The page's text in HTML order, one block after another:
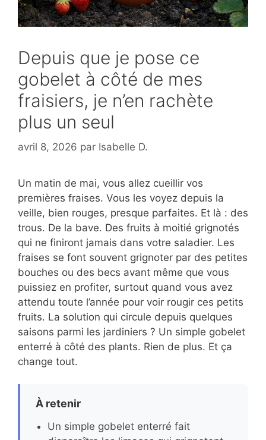
Depuis que je pose ce
gobelet à côté de mes
fraisiers, je n’en rachète
plus un seul
avril 8, 2026 par Isabelle D.
Un matin de mai, vous allez cueillir vos
premières fraises. Vous les voyez depuis la
veille, bien rouges, presque parfaites. Et là : des
trous. De la bave. Des fruits à moitié grignotés
qui ne finiront jamais dans votre saladier. Les
fraises se font souvent grignoter par des petites
bouches ou des becs avant même que vous
puissiez en profiter, surtout quand vous avez
attendu toute l’année pour voir rougir ces petits
fruits. La solution qui circule depuis quelques
saisons parmi les jardiniers ? Un simple gobelet
enterré à côté des plants. Rien de plus. Et ça
change tout.
À retenir
Un simple gobelet enterré fait